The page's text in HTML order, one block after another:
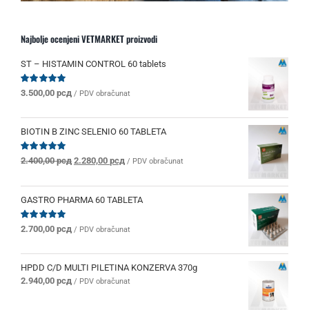
Najbolje ocenjeni VETMARKET proizvodi
ST – HISTAMIN CONTROL 60 tablets
Ocenjeno
od 5
3.500,00 рсд / PDV obračunat
BIOTIN B ZINC SELENIO 60 TABLETA
Ocenjeno
od 5
2.400,00рсд Originalna
je
bila:
2.280,00 рсдTrenutna
je:
2.280,00 рсд.
/ PDV obračunat
GASTRO PHARMA 60 TABLETA
Ocenjeno
5.00 od 5
2.700,00 рсд / PDV obračunat
HPDD C/D MULTI PILETINA KONZERVA 370g
2.940,00 рсд / PDV obračunat